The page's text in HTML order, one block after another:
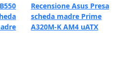
Recensione Asus Presa
scheda madre Prime
A320M-K AM4 uATX